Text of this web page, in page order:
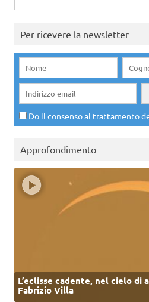
per:
Per ricevere la newsletter
Do il consenso al trattamento
Approfondimento
L’eclisse cadente, nel cielo di
Fabrizio Villa